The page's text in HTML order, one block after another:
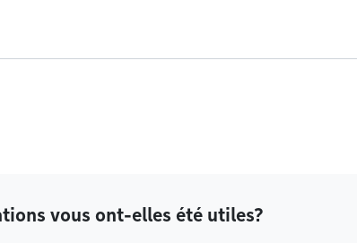
vous ont-elles été utiles?